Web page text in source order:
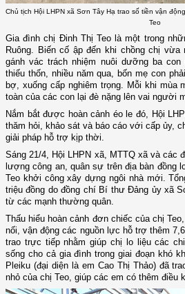
Chủ tịch Hội LHPN xã Sơn Tây Hạ trao số tiền vận
Teo
Gia đình chị Đinh Thị Teo là một trong
Ruông. Biến cố ập đến khi chồng chị
gánh vác trách nhiệm nuôi dưỡng ba
thiếu thốn, nhiều năm qua, bốn mẹ con
bợ, xuống cấp nghiêm trọng. Mỗi khi mùa
toàn của các con lại đè nặng lên vai người
Nắm bắt được hoàn cảnh éo le đó, Hội
thăm hỏi, khảo sát và báo cáo với cấp ủy,
giải pháp hỗ trợ kịp thời.
Sáng 21/4, Hội LHPN xã, MTTQ xã và các
lượng công an, quân sự trên địa bàn đồng
Teo khởi công xây dựng ngôi nhà mới.
triệu đồng do đồng chí Bí thư Đảng ủy xã
từ các mạnh thường quân.
Thấu hiểu hoàn cảnh đơn chiếc của chị
nối, vận động các nguồn lực hỗ trợ thêm
trao trực tiếp nhằm giúp chị lo liệu các
sống cho cả gia đình trong giai đoạn khó
Pleiku (đại diện là em Cao Thị Thảo) đã
nhỏ của chị Teo, giúp các em có thêm điều